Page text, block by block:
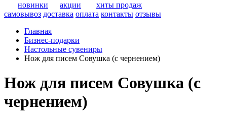
новинки акции
хиты продаж
самовывоз доставка оплата контакты отзывы
Главная
Бизнес-подарки
Настольные сувениры
Нож для писем Совушка (с чернением)
Нож для писем Совушка (с
чернением)